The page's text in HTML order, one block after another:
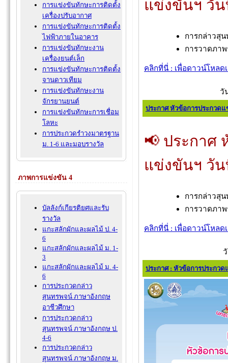
การแข่งขันทักษะการติดตั้ง
เครื่องปรับอากาศ
การแข่งขันทักษะการติดตั้ง
ไฟฟ้าภายในอาคาร
การแข่งขันทักษะงาน
เครื่องยนต์เล็ก
การแข่งขันทักษะการติดตั้ง
จานดาวเทียม
การแข่งขันทักษะงาน
จักรยานยนต์
การแข่งขันทักษะการเชื่อม
โลหะ
การประกวดรำวงมาตรฐาน
ม. 1-6 และมอบรางวัล
ภาพการแข่งขัน 4
บัลลังก์เกียรติยศและรับ
รางวัล
แกะสลักผักและผลไม้ ป. 4-
6
แกะสลักผักและผลไม้ ม. 1-
3
แกะสลักผักและผลไม้ ม. 4-
6
การประกวดกล่าว
สุนทรพจน์ ภาษาอังกฤษ
อาชีวศึกษา
การประกวดกล่าว
สุนทรพจน์ ภาษาอังกฤษ ป.
4-6
การประกวดกล่าว
สุนทรพจน์ ภาษาอังกฤษ ม.
แข่งขันฯ วัน
การกล่าวสุ
การวาดภา
คลิกที่นี่ : เพื่อดาวน์โหลด
วั
ประกาศ หัวข้อการประกวด
📢 ประกาศ
แข่งขันฯ วัน
การกล่าวสุ
การวาดภา
คลิกที่นี่ : เพื่อดาวน์โหลด
ประกาศ : หัวข้อการประกว